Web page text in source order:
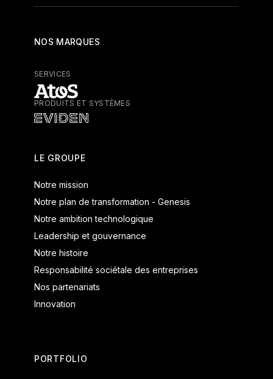
NOS MARQUES
SERVICES
Atos - Services
PRODUITS ET SYSTÈMES
LE GROUPE
Notre mission
Notre plan de transformation - Genesis
Notre ambition technologique
Leadership et gouvernance
Notre histoire
Responsabilité sociétale des entreprises
Nos partenariats
Innovation
PORTFOLIO